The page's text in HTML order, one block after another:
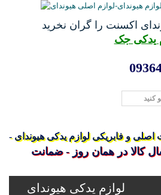
اکسنت را گران نخرید
یدکی جک
اصلی و فابریکی لوازم یدکی هیوندای -
کالا در همان روز - ضمانت
لوازم یدکی هیوندای